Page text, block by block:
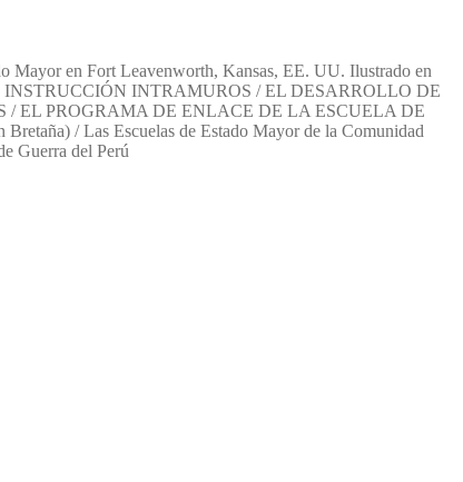
en Fort Leavenworth, Kansas, EE. UU. Ilustrado en
INTRAMUROS / EL DESARROLLO DE
EL PROGRAMA DE ENLACE DE LA ESCUELA DE
/ Las Escuelas de Estado Mayor de la Comunidad
Guerra del Perú